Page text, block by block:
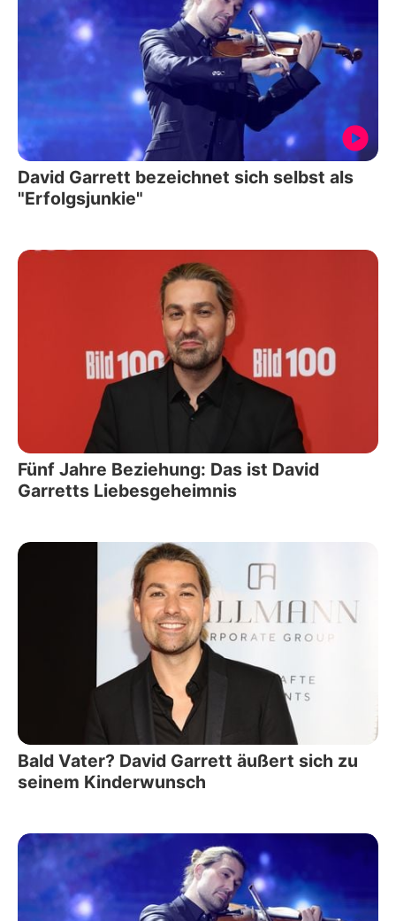
David Garrett bezeichnet sich selbst als
"Erfolgsjunkie"
Fünf Jahre Beziehung: Das ist David
Garretts Liebesgeheimnis
Bald Vater? David Garrett äußert sich zu
seinem Kinderwunsch